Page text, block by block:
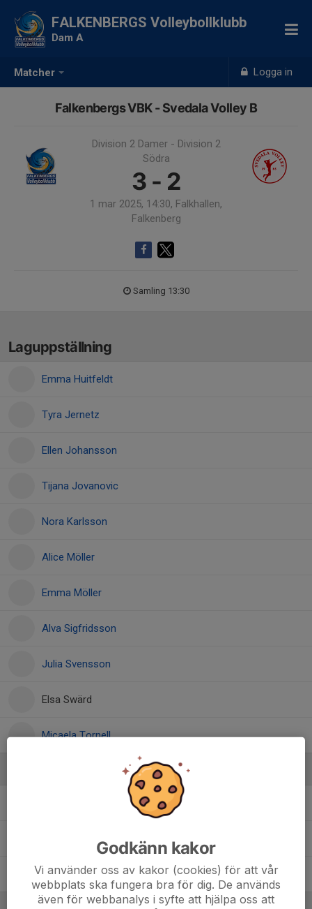
Matcher Logga in
FALKENBERGS Volleybollklubb
Dam A
Falkenbergs VBK - Svedala Volley B
Division 2 Damer - Division 2
Södra
3 - 2
1 mar 2025, 14:30, Falkhallen,
Falkenberg
Samling 13:30
Laguppställning
Emma Huitfeldt
Tyra Jernetz
Ellen Johansson
Tijana Jovanovic
Nora Karlsson
Alice Möller
Emma Möller
Alva Sigfridsson
Julia Svensson
Elsa Swärd
Micaela Tornell
Ledare
Inger Svensson Ledare
Tomas SvenssonTränare
Godkänn kakor
Vi använder oss av kakor (cookies) för att vår
webbplats ska fungera bra för dig. De används
även för webbanalys i syfte att hjälpa oss att